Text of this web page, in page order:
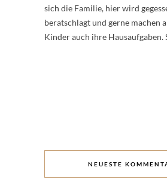
sich die Familie, hier wird
beratschlagt und gerne machen
Kinder auch ihre Hausaufgaben.
NEUESTE